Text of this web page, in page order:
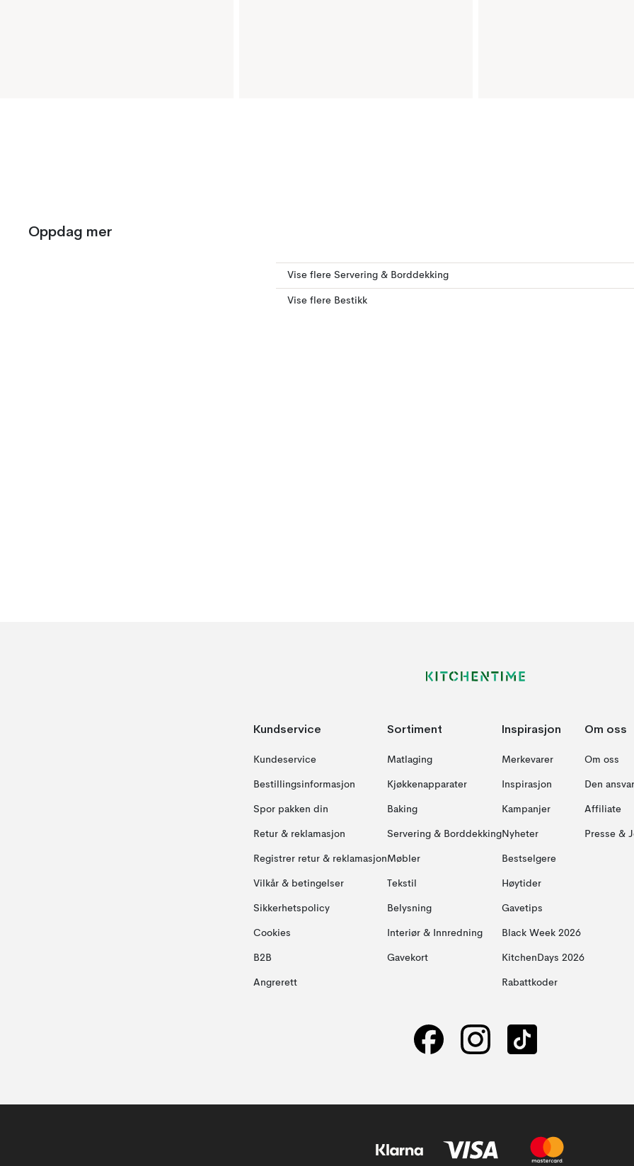
Oppdag mer
Vise flere Servering & Borddekking
Vise flere Bestikk
Kundservice
Kundeservice
Bestillingsinformasjon
Spor pakken din
Retur & reklamasjon
Registrer retur & reklamasjon
Vilkår & betingelser
Sikkerhetspolicy
Cookies
B2B
Angrerett
Sortiment
Matlaging
Kjøkkenapparater
Baking
Servering & Borddekking
Møbler
Tekstil
Belysning
Interiør & Innredning
Gavekort
Inspirasjon
Merkevarer
Inspirasjon
Kampanjer
Nyheter
Bestselgere
Høytider
Gavetips
Black Week 2026
KitchenDays 2026
Rabattkoder
Om oss
Om oss
Den
Affiliate
Presse &